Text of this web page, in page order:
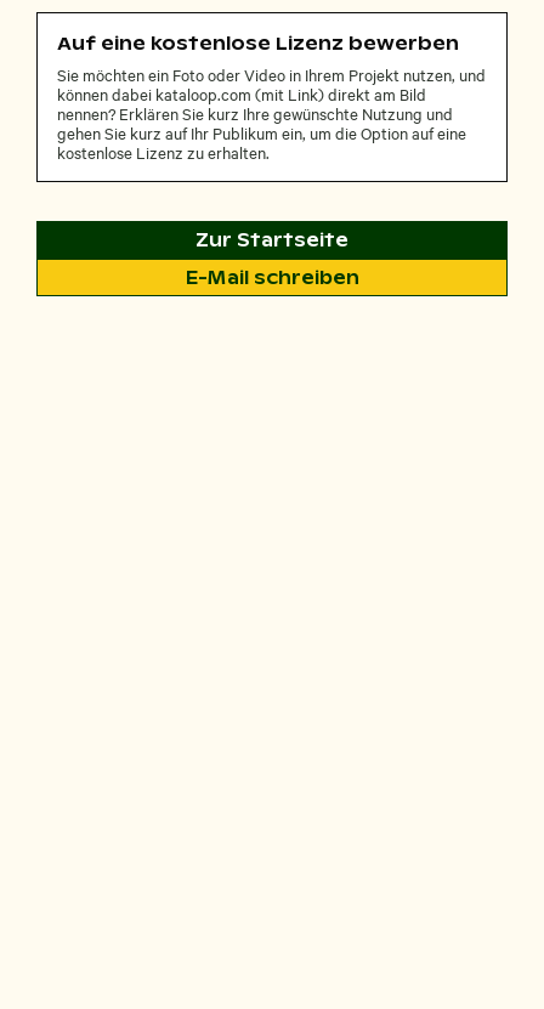
Auf eine kostenlose Lizenz bewerben
Sie möchten ein Foto oder Video in Ihrem Projekt nutzen, und
können dabei kataloop.com (mit Link) direkt am Bild
nennen? Erklären Sie kurz Ihre gewünschte Nutzung und
gehen Sie kurz auf Ihr Publikum ein, um die Option auf eine
kostenlose Lizenz zu erhalten.
Zur Startseite
E-Mail schreiben